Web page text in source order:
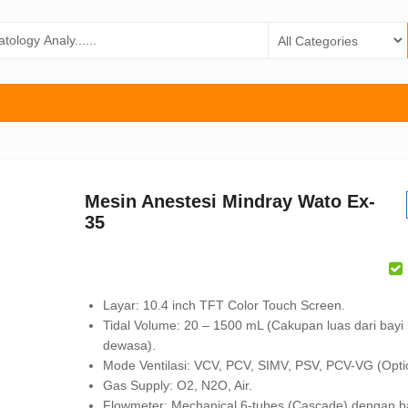
Mesin Anestesi Mindray Wato Ex-
35
Layar: 10.4 inch TFT Color Touch Screen.
Tidal Volume: 20 – 1500 mL (Cakupan luas dari bayi
dewasa).
Mode Ventilasi: VCV, PCV, SIMV, PSV, PCV-VG
Gas Supply: O2, N2O, Air.